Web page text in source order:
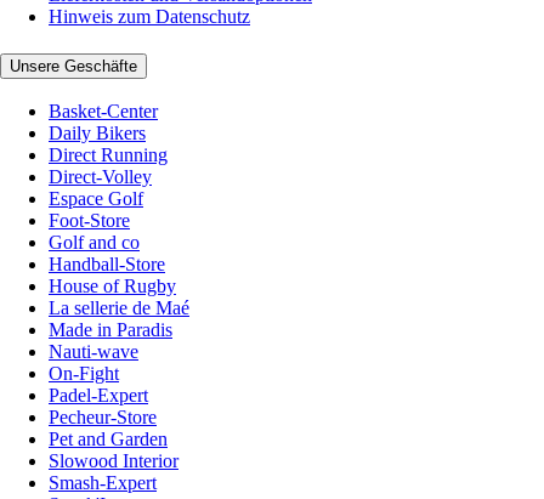
Hinweis zum Datenschutz
Unsere Geschäfte
Basket-Center
Daily Bikers
Direct Running
Direct-Volley
Espace Golf
Foot-Store
Golf and co
Handball-Store
House of Rugby
La sellerie de Maé
Made in Paradis
Nauti-wave
On-Fight
Padel-Expert
Pecheur-Store
Pet and Garden
Slowood Interior
Smash-Expert